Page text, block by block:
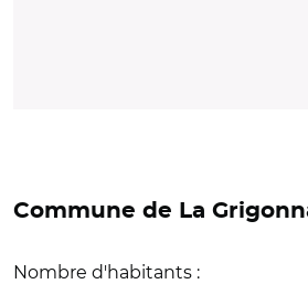
Commune de La
Nombre d'habitants :